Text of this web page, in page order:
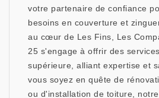
votre partenaire de confiance
besoins en couverture et
au cœur de Les Fins, Les
25 s'engage à offrir des
supérieure, alliant expertise et
vous soyez en quête de
ou d'installation de toiture,